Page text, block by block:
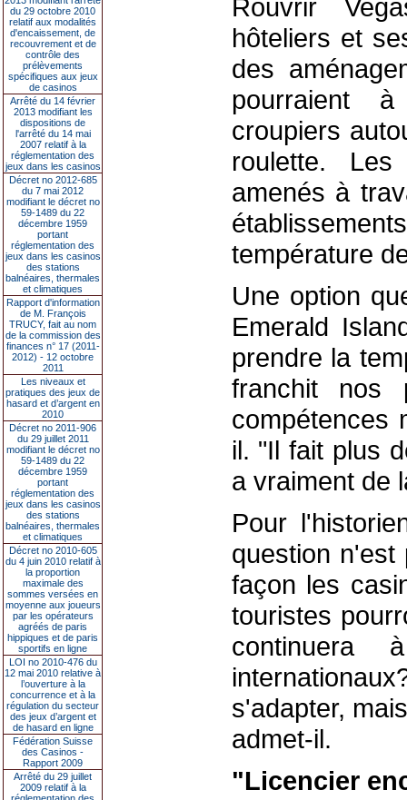
du 29 octobre 2010
relatif aux modalités
d'encaissement, de
recouvrement et de
contrôle des
prélèvements
spécifiques aux jeux
de casinos
Arrêté du 14 février
2013 modifiant les
dispositions de
l'arrêté du 14 mai
2007 relatif à la
réglementation des
jeux dans les casinos
Décret no 2012-685
du 7 mai 2012
modifiant le décret no
59-1489 du 22
décembre 1959
portant
réglementation des
jeux dans les casinos
des stations
balnéaires, thermales
et climatiques
Rapport d'information
de M. François
TRUCY, fait au nom
de la commission des
finances n° 17 (2011-
2012) - 12 octobre
2011
Les niveaux et
pratiques des jeux de
hasard et d’argent en
2010
Décret no 2011-906
du 29 juillet 2011
modifiant le décret no
59-1489 du 22
décembre 1959
portant
réglementation des
jeux dans les casinos
des stations
balnéaires, thermales
et climatiques
Décret no 2010-605
du 4 juin 2010 relatif à
la proportion
maximale des
sommes versées en
moyenne aux joueurs
par les opérateurs
agréés de paris
hippiques et de paris
sportifs en ligne
LOI no 2010-476 du
12 mai 2010 relative à
l’ouverture à la
concurrence et à la
régulation du secteur
des jeux d’argent et
de hasard en ligne
Fédération Suisse
des Casinos -
Rapport 2009
Arrêté du 29 juillet
2009 relatif à la
Rouvrir
hôteliers et
des
pourraient
croupiers
roulette.
amenés à
température
Une option
Emerald
prendre la
franchit nos
compétences
il. "Il fait plus
a vraiment de
Pour
question
façon les
touristes
continuera
s'adapter,
admet-il.
"Licencier